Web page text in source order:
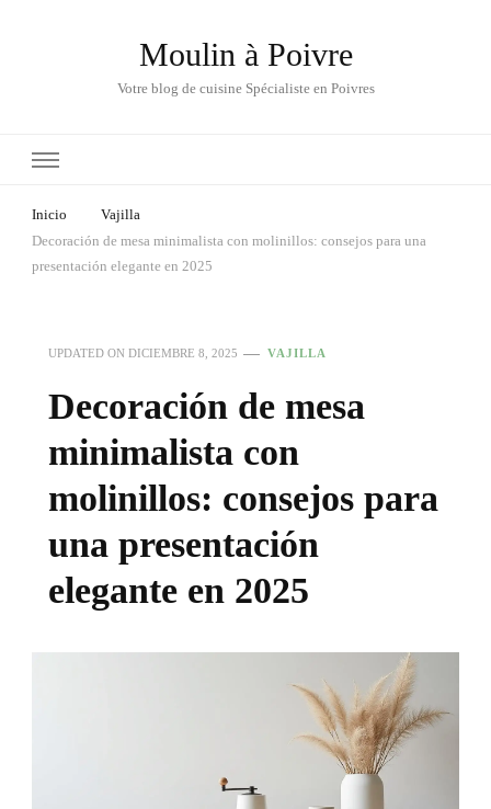
Moulin à Poivre
Votre blog de cuisine Spécialiste en Poivres
Inicio
Vajilla
Decoración de mesa minimalista con molinillos: consejos para una
presentación elegante en 2025
UPDATED ON DICIEMBRE 8, 2025 VAJILLA
Decoración de mesa
minimalista con
molinillos: consejos para
una presentación
elegante en 2025